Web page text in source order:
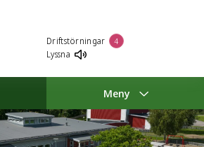
Driftstörningar 4
Lyssna
Meny